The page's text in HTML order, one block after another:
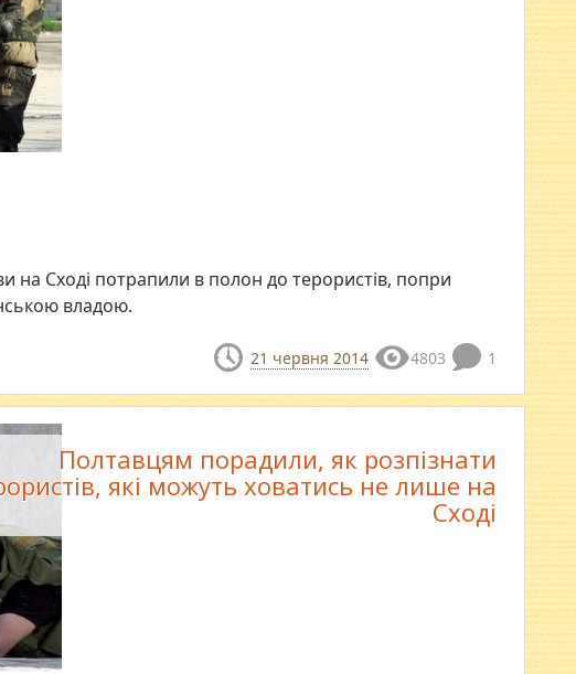
на Сході потрапили в полон до терористів, попри
владою.
21 червня 2014 4803 1
Полтавцям порадили, як розпізнати
які можуть ховатись не лише на
Сході